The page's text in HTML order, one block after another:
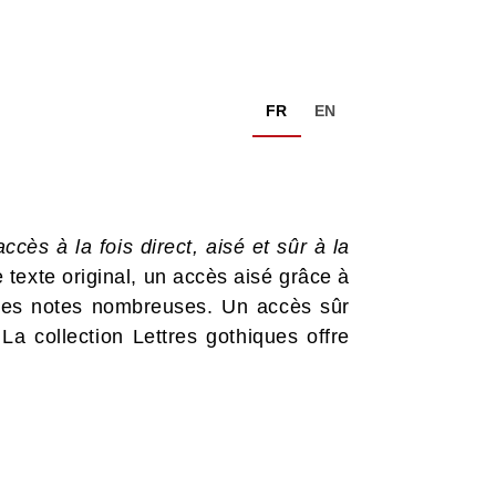
FR EN
à la fois direct, aisé et sûr à la
original, un accès aisé grâce à
notes nombreuses. Un accès sûr
collection Lettres gothiques offre